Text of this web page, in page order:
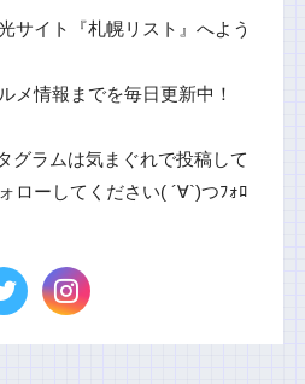
サイト『札幌リスト』へよう
メ情報までを毎日更新中！
グラムは気まぐれで投稿して
ローしてください( ´∀`)つﾌｫﾛ